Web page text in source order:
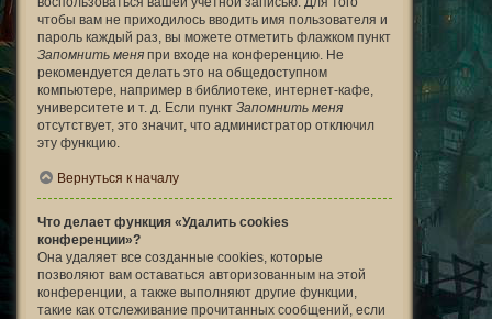
чтобы вам не приходилось вводить имя пользователя и
пароль каждый раз, вы можете отметить флажком пункт
Запомнить меня при входе на конференцию. Не
рекомендуется делать это на общедоступном
компьютере, например в библиотеке, интернет-кафе,
университете и т. д. Если пункт Запомнить меня
отсутствует, это значит, что администратор отключил
эту функцию.
Вернуться к началу
Что делает функция «Удалить cookies
конференции»?
Она удаляет все созданные cookies, которые
позволяют вам оставаться авторизованным на этой
конференции, а также выполняют другие функции,
такие как отслеживание прочитанных сообщений, если